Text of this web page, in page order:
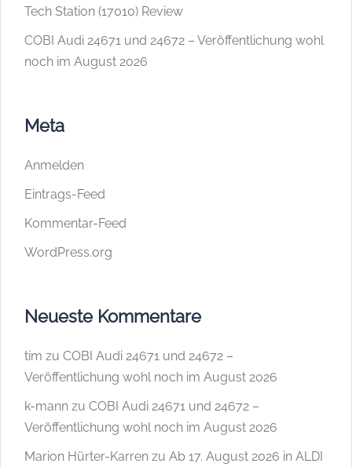
Tech Station (17010) Review
COBI Audi 24671 und 24672 – Veröffentlichung wohl
noch im August 2026
Meta
Anmelden
Eintrags-Feed
Kommentar-Feed
WordPress.org
Neueste Kommentare
tim zu COBI Audi 24671 und 24672 –
Veröffentlichung wohl noch im August 2026
k-mann zu COBI Audi 24671 und 24672 –
Veröffentlichung wohl noch im August 2026
Marion Hürter-Karren zu Ab 17. August 2026 in ALDI